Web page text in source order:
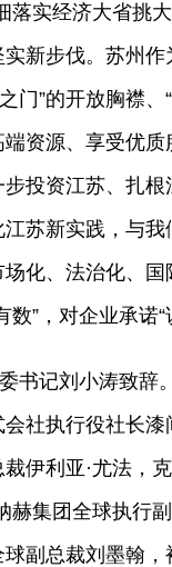
落实经济大省挑
新步伐。苏州
门”的开放胸襟
资源、享受优
投资江苏、扎
苏新实践，与
化、法治化、
数”，对企业承诺
书记刘小涛致辞
社执行役社长
伊利亚·尤法，
赫集团全球执行
副总裁刘墨翰